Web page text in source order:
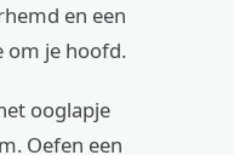
en een
om je hoofd.
ooglapje
Oefen een